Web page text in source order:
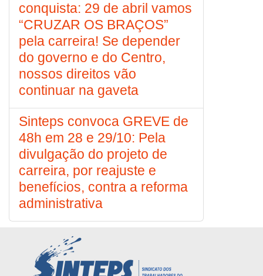
conquista: 29 de abril vamos
“CRUZAR OS BRAÇOS”
pela carreira! Se depender
do governo e do Centro,
nossos direitos vão
continuar na gaveta
Sinteps convoca GREVE de
48h em 28 e 29/10: Pela
divulgação do projeto de
carreira, por reajuste e
benefícios, contra a reforma
administrativa